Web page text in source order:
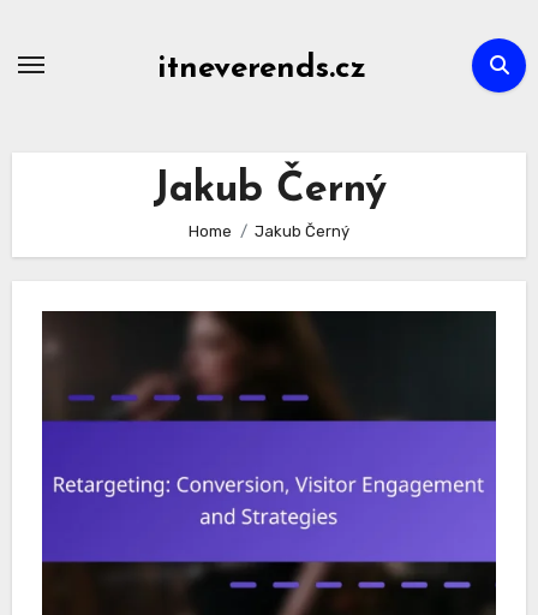
itneverends.cz
Jakub Černý
Home Jakub Černý